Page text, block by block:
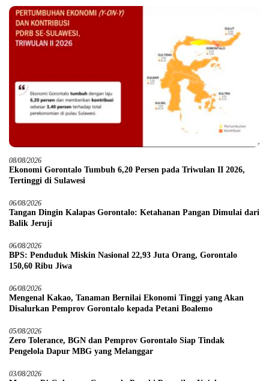
08/08/2026
Ekonomi Gorontalo Tumbuh 6,20 Persen pada Triwulan II 2026,
Tertinggi di Sulawesi
06/08/2026
Tangan Dingin Kalapas Gorontalo: Ketahanan Pangan Dimulai dari
Balik Jeruji
06/08/2026
BPS: Penduduk Miskin Nasional 22,93 Juta Orang, Gorontalo
150,60 Ribu Jiwa
06/08/2026
Mengenal Kakao, Tanaman Bernilai Ekonomi Tinggi yang Akan
Disalurkan Pemprov Gorontalo kepada Petani Boalemo
05/08/2026
Zero Tolerance, BGN dan Pemprov Gorontalo Siap Tindak
Pengelola Dapur MBG yang Melanggar
03/08/2026